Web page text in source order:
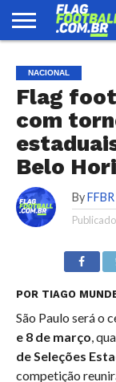
FOOTBALL
ENCONTRE
UMA
EQUIPE
SELEÇÃO
BRASILEIRA
LOJA
NACIONAL
Flag
com
Belo
By FFBR
POR TIAGO
São Paulo será o
e 8 de março,
de Seleções
competição